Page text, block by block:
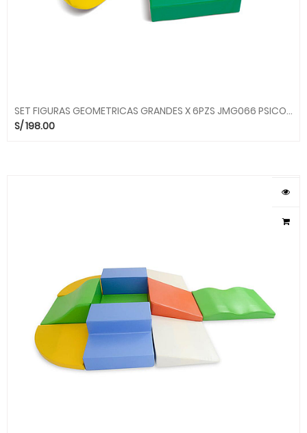
SET FIGURAS GEOMETRICAS GRANDES X 6PZS JMG066 PSICOMOTRICIDAD KIDDYS HOUSE
S/198.00